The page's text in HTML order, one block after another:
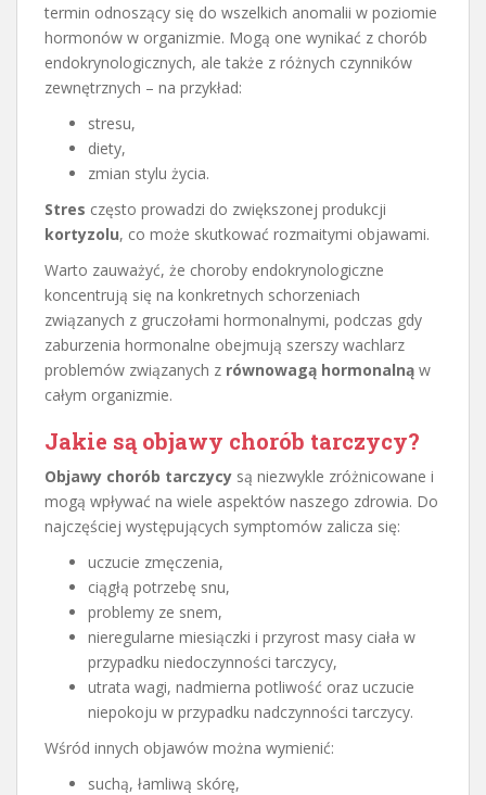
termin odnoszący się do wszelkich anomalii w poziomie
hormonów w organizmie. Mogą one wynikać z chorób
endokrynologicznych, ale także z różnych czynników
zewnętrznych – na przykład:
stresu,
diety,
zmian stylu życia.
Stres często prowadzi do zwiększonej produkcji
kortyzolu, co może skutkować rozmaitymi objawami.
Warto zauważyć, że choroby endokrynologiczne
koncentrują się na konkretnych schorzeniach
związanych z gruczołami hormonalnymi, podczas gdy
zaburzenia hormonalne obejmują szerszy wachlarz
problemów związanych z równowagą hormonalną w
całym organizmie.
Jakie są objawy chorób tarczycy?
Objawy chorób tarczycy są niezwykle zróżnicowane i
mogą wpływać na wiele aspektów naszego zdrowia. Do
najczęściej występujących symptomów zalicza się:
uczucie zmęczenia,
ciągłą potrzebę snu,
problemy ze snem,
nieregularne miesiączki i przyrost masy ciała w
przypadku niedoczynności tarczycy,
utrata wagi, nadmierna potliwość oraz uczucie
niepokoju w przypadku nadczynności tarczycy.
Wśród innych objawów można wymienić:
suchą, łamliwą skórę,